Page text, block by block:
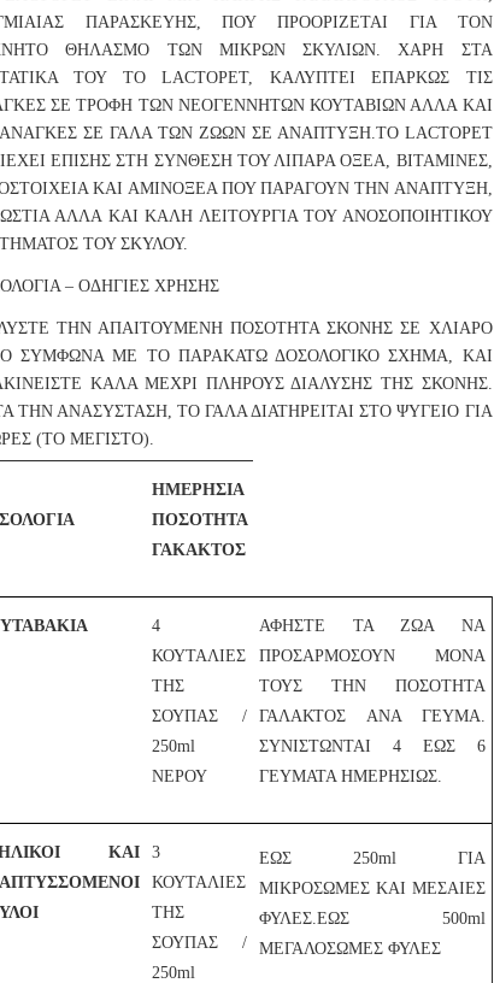
ΠΑΡΑΣΚΕΥΗΣ, ΠΟΥ ΠΡΟΟΡΙΖΕΤΑΙ ΓΙΑ ΤΟΝ
ΘΗΛΑΣΜΟ ΤΩΝ ΜΙΚΡΩΝ ΣΚΥΛΙΩΝ. ΧΑΡΗ ΣΤΑ
ΤΟΥ ΤΟ LACTOPET, ΚΑΛΥΠΤΕΙ ΕΠΑΡΚΩΣ ΤΙΣ
ΣΕ ΤΡΟΦΗ ΤΩΝ ΝΕΟΓΕΝΝΗΤΩΝ ΚΟΥΤΑΒΙΩΝ ΑΛΛΑ ΚΑΙ
ΑΝΑΓΚΕΣ ΣΕ ΓΑΛΑ ΤΩΝ ΖΩΩΝ ΣΕ ΑΝΑΠΤΥΞΗ.ΤΟ LACTOPET
ΕΠΙΣΗΣ ΣΤΗ ΣΥΝΘΕΣΗ ΤΟΥ ΛΙΠΑΡΑ ΟΞΕΑ, ΒΙΤΑΜΙΝΕΣ,
ΚΑΙ ΑΜΙΝΟΞΕΑ ΠΟΥ ΠΑΡΑΓΟΥΝ ΤΗΝ ΑΝΑΠΤΥΞΗ,
ΑΛΛΑ ΚΑΙ ΚΑΛΗ ΛΕΙΤΟΥΡΓΙΑ ΤΟΥ ΑΝΟΣΟΠΟΙΗΤΙΚΟΥ
ΤΟΥ ΣΚΥΛΟΥ.
– ΟΔΗΓΙΕΣ ΧΡΗΣΗΣ
ΤΗΝ ΑΠΑΙΤΟΥΜΕΝΗ ΠΟΣΟΤΗΤΑ ΣΚΟΝΗΣ ΣΕ ΧΛΙΑΡΟ
ΣΥΜΦΩΝΑ ΜΕ ΤΟ ΠΑΡΑΚΑΤΩ ΔΟΣΟΛΟΓΙΚΟ ΣΧΗΜΑ, ΚΑΙ
ΚΑΛΑ ΜΕΧΡΙ ΠΛΗΡΟΥΣ ΔΙΑΛΥΣΗΣ ΤΗΣ ΣΚΟΝΗΣ.
ΤΗΝ ΑΝΑΣΥΣΤΑΣΗ, ΤΟ ΓΑΛΑ ΔΙΑΤΗΡΕΙΤΑΙ ΣΤΟ ΨΥΓΕΙΟ ΓΙΑ
(ΤΟ ΜΕΓΙΣΤΟ).
ΗΜΕΡΗΣΙΑ
ΠΟΣΟΤΗΤΑ
ΓΑΚΑΚΤΟΣ
4
ΚΟΥΤΑΛΙΕΣ
ΤΗΣ
ΣΟΥΠΑΣ /
250ml
ΝΕΡΟΥ
ΑΦΗΣΤΕ ΤΑ ΖΩΑ ΝΑ
ΠΡΟΣΑΡΜΟΣΟΥΝ ΜΟΝΑ
ΤΟΥΣ ΤΗΝ ΠΟΣΟΤΗΤΑ
ΓΑΛΑΚΤΟΣ ΑΝΑ ΓΕΥΜΑ.
ΣΥΝΙΣΤΩΝΤΑΙ 4 ΕΩΣ 6
ΓΕΥΜΑΤΑ ΗΜΕΡΗΣΙΩΣ.
ΚΑΙ
3
ΚΟΥΤΑΛΙΕΣ
ΤΗΣ
ΣΟΥΠΑΣ /
250ml
ΕΩΣ 250ml ΓΙΑ
ΜΙΚΡΟΣΩΜΕΣ ΚΑΙ ΜΕΣΑΙΕΣ
ΦΥΛΕΣ.ΕΩΣ 500ml
ΜΕΓΑΛΟΣΩΜΕΣ ΦΥΛΕΣ